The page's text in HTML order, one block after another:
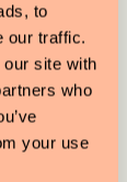
to
our traffic.
site with
who
your use